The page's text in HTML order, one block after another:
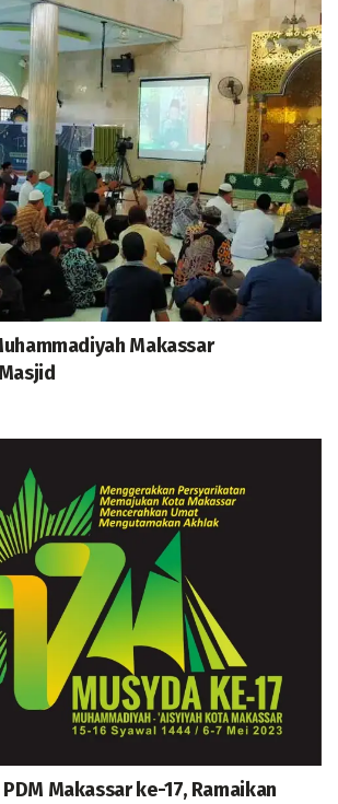
Makassar
Makassar ke-17, Ramaikan